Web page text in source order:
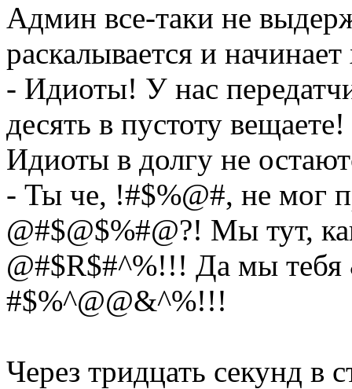
Админ все-таки не
раскалывается и
- Идиоты! У нас
десять в пустоту вещаете!
Идиоты в долгу не
- Ты че, !#$%@#, не мог
@#$@$%#@?! Мы тут,
@#$R$#^%!!! Да мы
#$%^@@&^%!!!
Через тридцать секунд в